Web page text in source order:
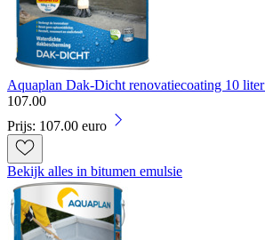
Aquaplan Dak-Dicht renovatiecoating 10
107.00
Prijs: 107.00 euro
Bekijk alles in bitumen emulsie